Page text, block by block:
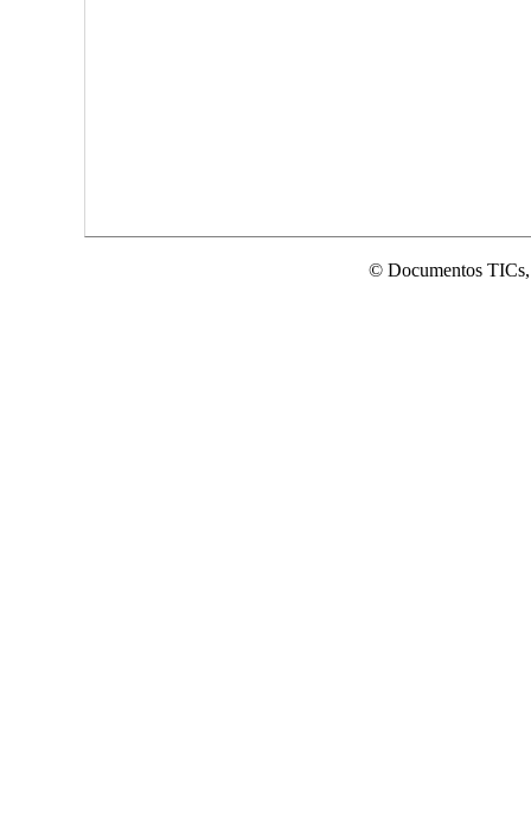
© Documentos